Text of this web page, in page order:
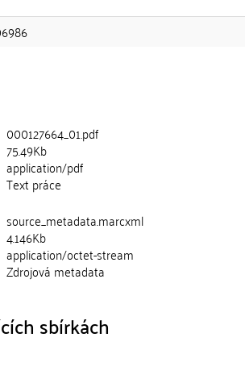
000127664_01.pdf
75.49Kb
application/pdf
Text práce
source_metadata.marcxml
4.146Kb
application/octet-stream
Zdrojová metadata
sbírkách